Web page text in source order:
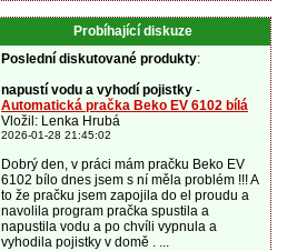
Probíhající diskuze
Poslední diskutované produkty:
napustí vodu a vyhodí pojistky -
Automatická pračka Beko EV 6102 bílá
Vložil: Lenka Hrubá
2026-01-28 21:45:02
Dobrý den, v práci mám pračku Beko EV
6102 bílo dnes jsem s ní měla problém !!! A
to že pračku jsem zapojila do el proudu a
navolila program pračka spustila a
napustila vodu a po chvíli vypnula a
vyhodila pojistky v domě . ...